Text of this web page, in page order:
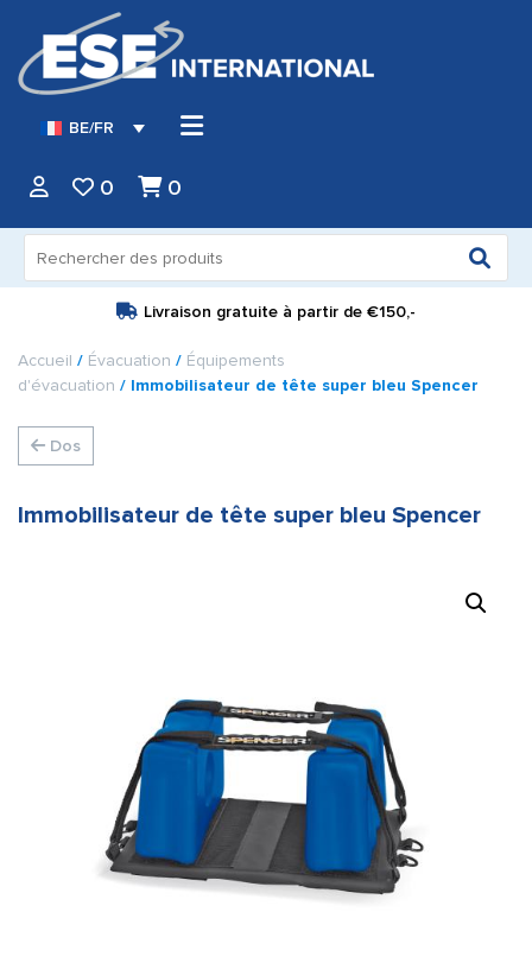
BE/FR
0 0
pour :
Livraison gratuite à partir de €150,-
Accueil / Évacuation / Équipements
d'évacuation / Immobilisateur de tête super bleu Spencer
Dos
Immobilisateur de tête super bleu Spencer